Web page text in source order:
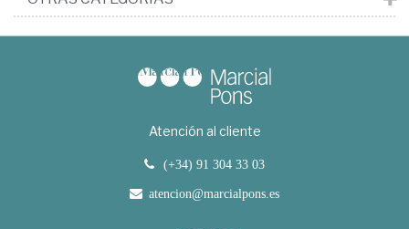
Atención al cliente
(+34) 91 304 33 03
atencion@marcialpons.es